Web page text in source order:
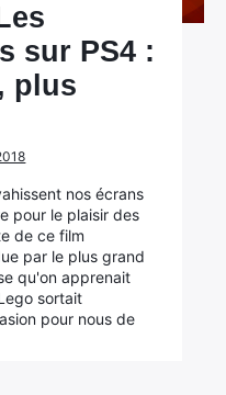
sur PS4 :
plus
nos écrans
pour le plaisir des
de ce film
par le plus grand
qu'on apprenait
sortait
pour nous de